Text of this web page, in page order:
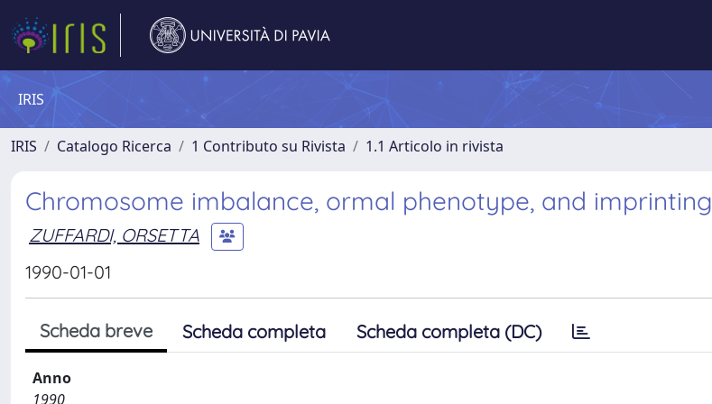
IRIS
IRIS Catalogo Ricerca 1 Contributo su Rivista 1.1 Articolo in rivista
Chromosome imbalance, ormal phenotype, and imprinting
ZUFFARDI, ORSETTA
1990-01-01
Scheda breve Scheda completa Scheda completa (DC)
Anno
1990